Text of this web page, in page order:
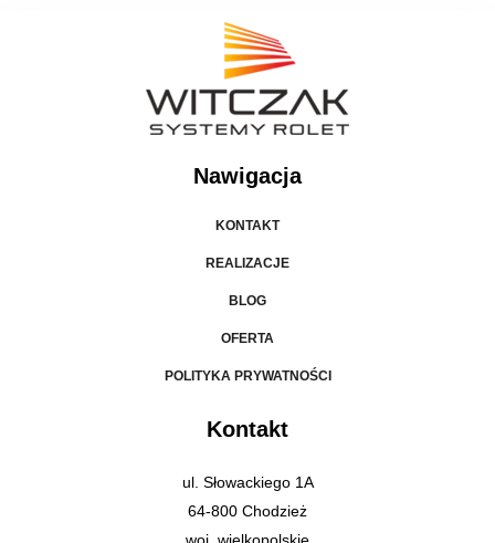
Nawigacja
KONTAKT
REALIZACJE
BLOG
OFERTA
POLITYKA PRYWATNOŚCI
Kontakt
ul. Słowackiego 1A
64-800 Chodzież